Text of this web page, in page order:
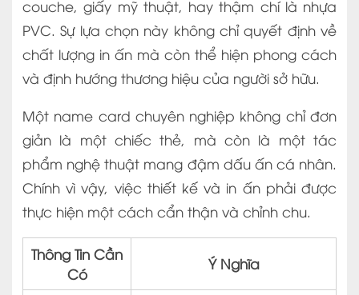
couche, giấy mỹ thuật, hay thậm chí là nhựa
PVC. Sự lựa chọn này không chỉ quyết định về
chất lượng in ấn mà còn thể hiện phong cách
và định hướng thương hiệu của người sở hữu.
Một name card chuyên nghiệp không chỉ đơn
giản là một chiếc thẻ, mà còn là một tác
phẩm nghệ thuật mang đậm dấu ấn cá nhân.
Chính vì vậy, việc thiết kế và in ấn phải được
thực hiện một cách cẩn thận và chỉnh chu.
Thông Tin Cần
Có
Ý Nghĩa